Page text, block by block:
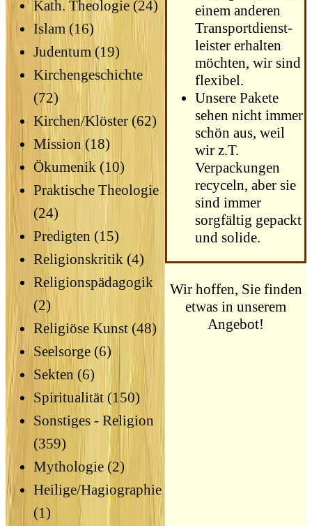
Kath. Theologie (24)
Islam (16)
Judentum (19)
Kirchengeschichte
(72)
Kirchen/Klöster (62)
Mission (18)
Ökumenik (10)
Praktische Theologie
(24)
Predigten (15)
Religionskritik (4)
Religionspädagogik
(2)
Religiöse Kunst (48)
Seelsorge (6)
Sekten (6)
Spiritualität (150)
Sonstiges - Religion
(359)
Mythologie (2)
Heilige/Hagiographie
(1)
einem anderen
Transport­dienst­
leister erhalten
möchten, wir sind
flexibel.
Unsere Pakete
sehen nicht immer
schön aus, weil
wir z.T.
Verpackungen
recyceln, aber sie
sind immer
sorgfältig gepackt
und solide.
Wir hoffen, Sie finden
etwas in unserem
Angebot!